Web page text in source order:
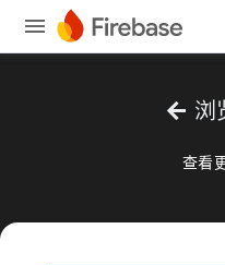
arrow_back 浏
查看